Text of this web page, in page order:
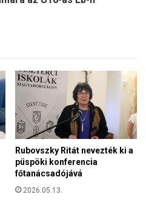
Rubovszky Ritát nevezték ki a
püspöki konferencia
főtanácsadójává
2026.05.13.